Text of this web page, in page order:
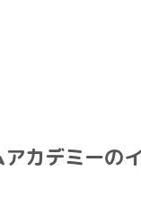
カデミーの